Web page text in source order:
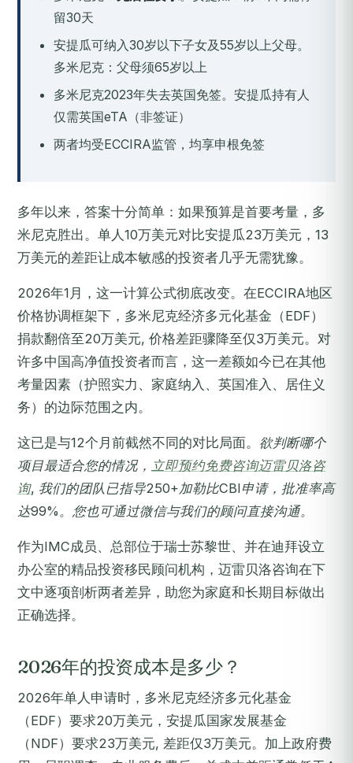
留30天
安提瓜可纳入30岁以下子女及55岁以上父母。
多米尼克：父母须65岁以上
多米尼克2023年失去英国免签。安提瓜持有人
仅需英国eTA（非签证）
两者均受ECCIRA监管，均享申根免签
多年以来，答案十分简单：如果预算是首要考量，多
米尼克胜出。单人10万美元对比安提瓜23万美元，13
万美元的差距让成本敏感的投资者几乎无需犹豫。
2026年1月，这一计算公式彻底改变。在ECCIRA地区
价格协调框架下，多米尼克经济多元化基金（EDF）
捐款翻倍至20万美元, 价格差距骤降至仅3万美元。对
许多中国高净值投资者而言，这一差额如今已在其他
考量因素（护照实力、家庭纳入、英国准入、居住义
务）的边际范围之内。
这已是与12个月前截然不同的对比局面。 欲判断哪个
项目最适合您的情况， 立即预约免费咨询迈雷贝洛咨
询, 我们的团队已指导250+加勒比CBI申请，批准率高
达99%。您也可通过微信与我们的顾问直接沟通。
作为IMC成员、总部位于瑞士苏黎世、并在迪拜设立
办公室的精品投资移民顾问机构，迈雷贝洛咨询在下
文中逐项剖析两者差异，助您为家庭和长期目标做出
正确选择。
2026年的投资成本是多少？
2026年单人申请时，多米尼克经济多元化基金
（EDF）要求20万美元，安提瓜国家发展基金
（NDF）要求23万美元, 差距仅3万美元。加上政府费